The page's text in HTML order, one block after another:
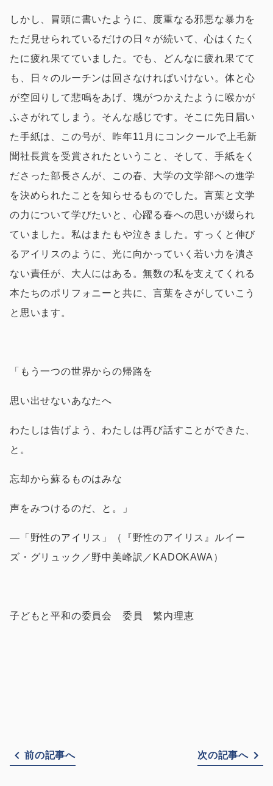
しかし、冒頭に書いたように、度重なる邪悪な暴力を
ただ見せられているだけの日々が続いて、心はくたく
たに疲れ果てていました。でも、どんなに疲れ果てて
も、日々のルーチンは回さなければいけない。体と心
が空回りして悲鳴をあげ、塊がつかえたように喉かが
ふさがれてしまう。そんな感じです。そこに先日届い
た手紙は、この号が、昨年11月にコンクールで上毛新
聞社長賞を受賞されたということ、そして、手紙をく
ださった部長さんが、この春、大学の文学部への進学
を決められたことを知らせるものでした。言葉と文学
の力について学びたいと、心躍る春への思いが綴られ
ていました。私はまたもや泣きました。すっくと伸び
るアイリスのように、光に向かっていく若い力を潰さ
ない責任が、大人にはある。無数の私を支えてくれる
本たちのポリフォニーと共に、言葉をさがしていこう
と思います。
「もう一つの世界からの帰路を
思い出せないあなたへ
わたしは告げよう、わたしは再び話すことができた、
と。
忘却から蘇るものはみな
声をみつけるのだ、と。」
―「野性のアイリス」（『野性のアイリス』ルイー
ズ・グリュック／野中美峰訳／KADOKAWA）
子どもと平和の委員会 委員 繁内理恵
前の記事へ 次の記事へ